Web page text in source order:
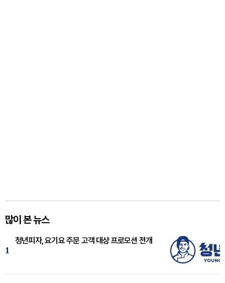
많이 본 뉴스
1
청년피자, 요기요 주문 고객 대상 프로모션 전개